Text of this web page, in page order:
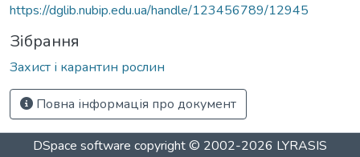
https://dglib.nubip.edu.ua/handle/123456789/12945
Зібрання
Захист і карантин рослин
Повна інформація про документ
DSpace software copyright © 2002-2026 LYRASIS